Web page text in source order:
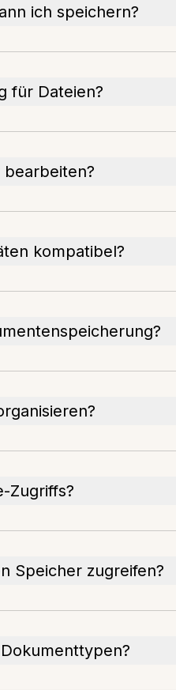
ich speichern?
für Dateien?
kompatibel?
Zugriffs?
Speicher zugreifen?